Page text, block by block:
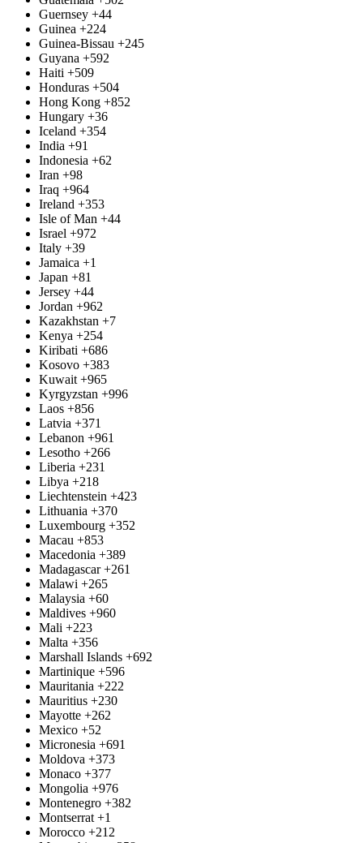
Guernsey +44
Guinea +224
Guinea-Bissau +245
Guyana +592
Haiti +509
Honduras +504
Hong Kong +852
Hungary +36
Iceland +354
India +91
Indonesia +62
Iran +98
Iraq +964
Ireland +353
Isle of Man +44
Israel +972
Italy +39
Jamaica +1
Japan +81
Jersey +44
Jordan +962
Kazakhstan +7
Kenya +254
Kiribati +686
Kosovo +383
Kuwait +965
Kyrgyzstan +996
Laos +856
Latvia +371
Lebanon +961
Lesotho +266
Liberia +231
Libya +218
Liechtenstein +423
Lithuania +370
Luxembourg +352
Macau +853
Macedonia +389
Madagascar +261
Malawi +265
Malaysia +60
Maldives +960
Mali +223
Malta +356
Marshall Islands +692
Martinique +596
Mauritania +222
Mauritius +230
Mayotte +262
Mexico +52
Micronesia +691
Moldova +373
Monaco +377
Mongolia +976
Montenegro +382
Montserrat +1
Morocco +212